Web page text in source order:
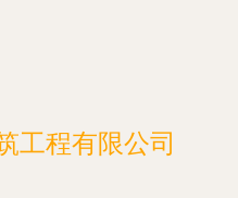
工程有限公司